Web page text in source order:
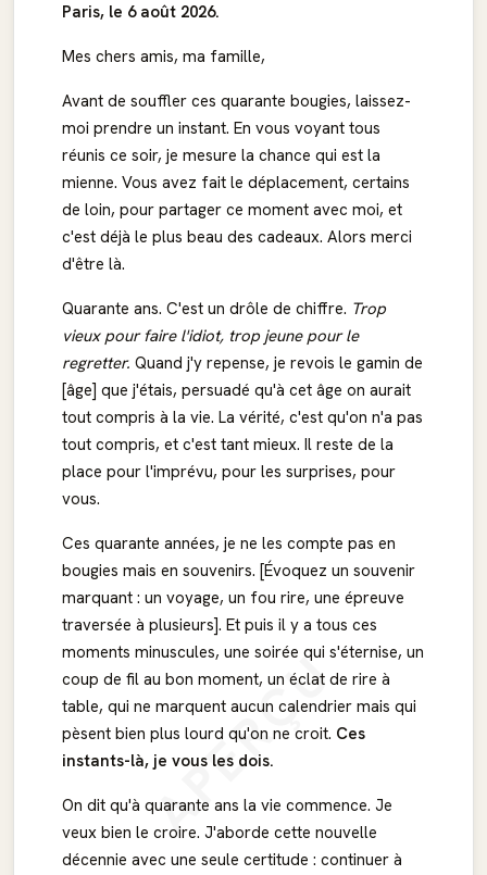
APERÇU
Paris, le 6 août 2026.
Mes chers amis, ma famille,
Avant de souffler ces quarante bougies, laissez-
moi prendre un instant. En vous voyant tous
réunis ce soir, je mesure la chance qui est la
mienne. Vous avez fait le déplacement, certains
de loin, pour partager ce moment avec moi, et
c'est déjà le plus beau des cadeaux. Alors merci
d'être là.
Quarante ans. C'est un drôle de chiffre. Trop
vieux pour faire l'idiot, trop jeune pour le
regretter. Quand j'y repense, je revois le gamin de
[âge] que j'étais, persuadé qu'à cet âge on aurait
tout compris à la vie. La vérité, c'est qu'on n'a pas
tout compris, et c'est tant mieux. Il reste de la
place pour l'imprévu, pour les surprises, pour
vous.
Ces quarante années, je ne les compte pas en
bougies mais en souvenirs. [Évoquez un souvenir
marquant : un voyage, un fou rire, une épreuve
traversée à plusieurs]. Et puis il y a tous ces
moments minuscules, une soirée qui s'éternise, un
coup de fil au bon moment, un éclat de rire à
table, qui ne marquent aucun calendrier mais qui
pèsent bien plus lourd qu'on ne croit. Ces
instants-là, je vous les dois.
On dit qu'à quarante ans la vie commence. Je
veux bien le croire. J'aborde cette nouvelle
décennie avec une seule certitude : continuer à